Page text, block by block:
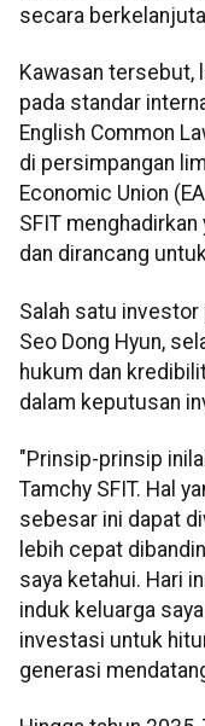
secara
Kawasan tersebut,
pada standar
English Common
di persimpangan
Economic Union
SFIT
dan dirancang
Salah satu
Seo Dong Hyun,
hukum dan
dalam keputusan
"Prinsip-prinsip
Tamchy SFIT. Hal
sebesar ini dapat
lebih cepat
saya ketahui. Hari
induk keluarga
investasi untuk
generasi